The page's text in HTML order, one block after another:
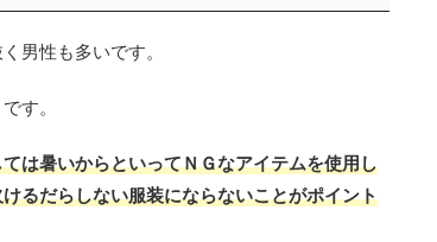
男性も多いです。
す。
は暑いからといってＮＧなアイテムを使用し
るだらしない服装にならないことがポイント